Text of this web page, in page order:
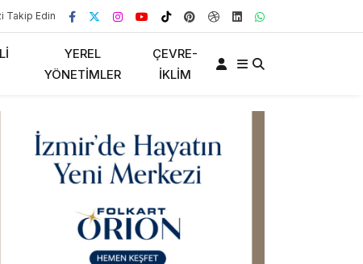
Takip Edin
YEREL
YÖNETIMLER
ÇEVRE-
İKLIM